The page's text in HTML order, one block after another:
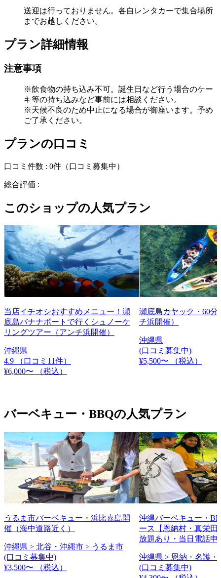
送迎は行っておりません。各自レンタカーで集合場所
までお越しください。
プラン詳細情報
注意事項
※飲食物の持ち込み不可。誕生日など行う場合のケー
キ等の持ち込みなど事前には相談ください。
※天候不良のため中止になる場合が御座います。予め
ご了承ください。
プランの口コミ
口コミ件数 : 0件 （口コミ募集中）
総合評価 :
このショップの人気プラン
当店イチオシおすすめメニュー！瀬
底島バナナボートで行くシュノーケ
リングツアー（アンチ浜開催）
沖縄県
4.9
（口コミ11件）
¥6,000〜
（税込）
瀬底島カヤック・60分
チ浜開催）
沖縄県
(口コミ募集中)
¥5,500〜
（税込）
バーベキュー・BBQの人気プラン
うるま市バーベキュー・浜比嘉島開
催（海中道路近く）
沖縄県 > 北谷・沖縄市 > うるま市
(口コミ募集中)
¥3,500〜
（税込）
沖縄バーベキュー・
ース【恩納村・真栄田
放題あり・当日電話申
沖縄県 > 恩納・名護・
(口コミ募集中)